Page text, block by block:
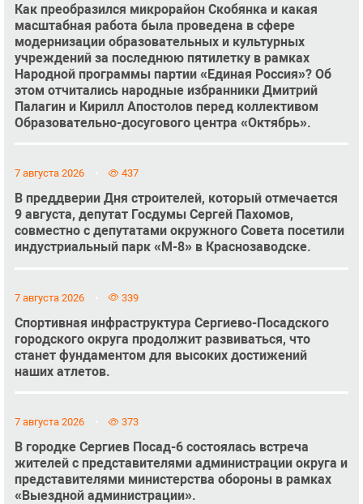
Как преобразился микрорайон Скобянка и какая
масштабная работа была проведена в сфере
модернизации образовательных и культурных
учреждений за последнюю пятилетку в рамках
Народной программы партии «Единая Россия»? Об
этом отчитались народные избранники Дмитрий
Палагин и Кирилл Апостолов перед коллективом
Образовательно-досугового центра «Октябрь».
7 августа 2026 437
В преддверии Дня строителей, который отмечается
9 августа, депутат Госдумы Сергей Пахомов,
совместно с депутатами окружного Совета посетили
индустриальный парк «М-8» в Краснозаводске.
7 августа 2026 339
Спортивная инфраструктура Сергиево-Посадского
городского округа продолжит развиваться, что
станет фундаментом для высоких достижений
наших атлетов.
7 августа 2026 373
В городке Сергиев Посад-6 состоялась встреча
жителей с представителями администрации округа и
представителями министерства обороны в рамках
«Выездной администрации».